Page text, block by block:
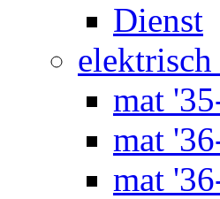
Dienst
mat
mat
mat